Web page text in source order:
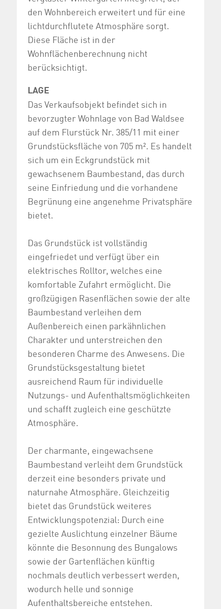
den Wohnbereich erweitert und für eine
lichtdurchflutete Atmosphäre sorgt.
Diese Fläche ist in der
Wohnflächenberechnung nicht
berücksichtigt.
LAGE
Das Verkaufsobjekt befindet sich in
bevorzugter Wohnlage von Bad Waldsee
auf dem Flurstück Nr. 385/11 mit einer
Grundstücksfläche von 705 m². Es handelt
sich um ein Eckgrundstück mit
gewachsenem Baumbestand, das durch
seine Einfriedung und die vorhandene
Begrünung eine angenehme Privatsphäre
bietet.
Das Grundstück ist vollständig
eingefriedet und verfügt über ein
elektrisches Rolltor, welches eine
komfortable Zufahrt ermöglicht. Die
großzügigen Rasenflächen sowie der alte
Baumbestand verleihen dem
Außenbereich einen parkähnlichen
Charakter und unterstreichen den
besonderen Charme des Anwesens. Die
Grundstücksgestaltung bietet
ausreichend Raum für individuelle
Nutzungs- und Aufenthaltsmöglichkeiten
und schafft zugleich eine geschützte
Atmosphäre.
Der charmante, eingewachsene
Baumbestand verleiht dem Grundstück
derzeit eine besonders private und
naturnahe Atmosphäre. Gleichzeitig
bietet das Grundstück weiteres
Entwicklungspotenzial: Durch eine
gezielte Auslichtung einzelner Bäume
könnte die Besonnung des Bungalows
sowie der Gartenflächen künftig
nochmals deutlich verbessert werden,
wodurch helle und sonnige
Aufenthaltsbereiche entstehen.